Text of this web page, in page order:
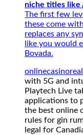
niche titles like
The first few
these come
replaces any
like you would
Bovada.
with 5G and
Playtech Live
applications to
the best online
rules for gin
legal for